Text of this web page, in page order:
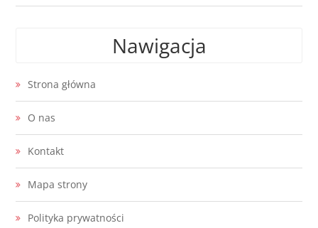
Nawigacja
Strona główna
O nas
Kontakt
Mapa strony
Polityka prywatności